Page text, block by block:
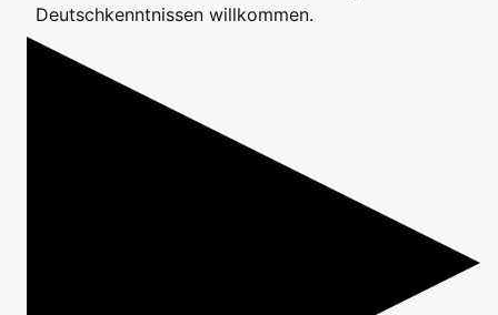
Deutschkenntnissen willkommen.